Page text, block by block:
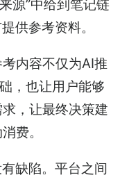
源”中给到笔记链
供参考资料。
内容不仅为AI推
，也让用户能够
，让最终决策建
费。
缺陷。平台之间